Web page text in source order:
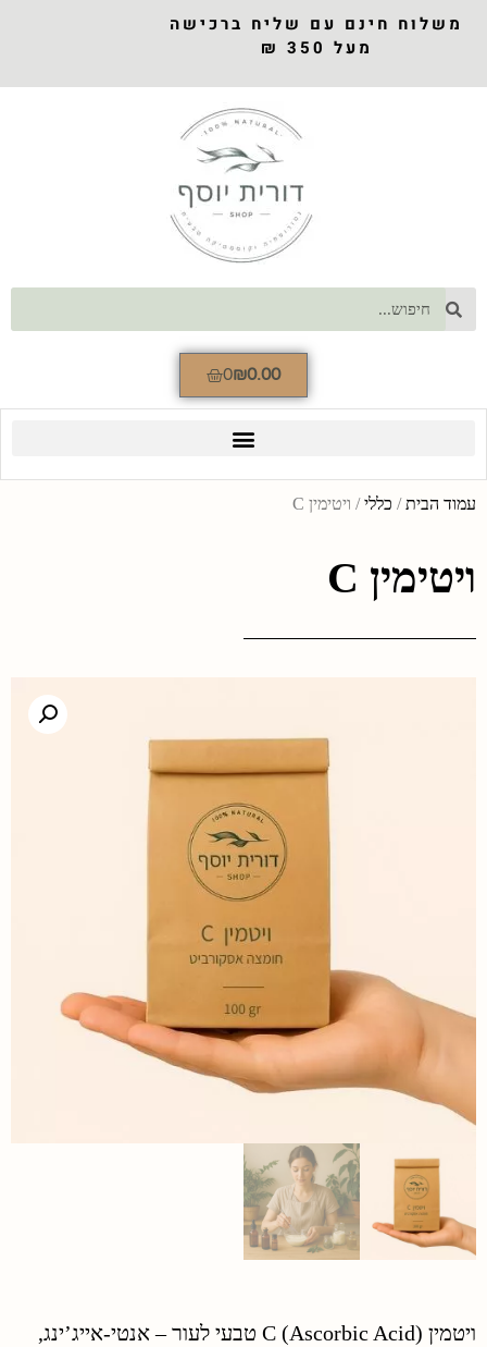
משלוח חינם עם שליח ברכישה
מעל 350 ₪
₪0.00
0
עמוד הבית/ כללי/ ויטימין C
ויטימין C
ויטמין C (Ascorbic Acid) טבעי לעור – אנטי-אייג’ינג,